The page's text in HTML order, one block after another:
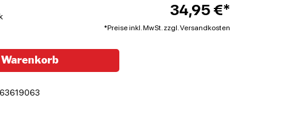
34,95 €*
*Preise inkl. MwSt. zzgl. Versandkosten
Warenkorb